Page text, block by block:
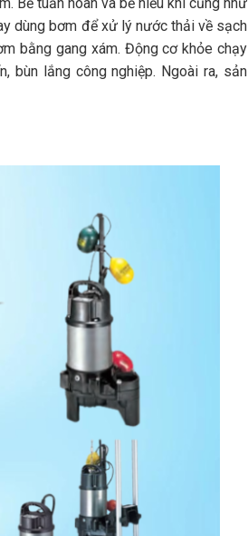
dùng bơm để xử lý nước thải về sạch
bằng gang xám. Động cơ khỏe chạy
bùn lắng công nghiệp. Ngoài ra, sản